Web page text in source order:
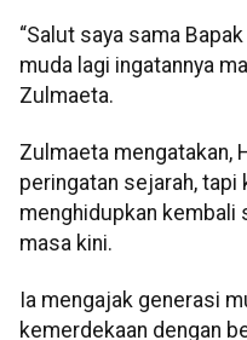
“Salut saya sama
muda lagi ingatannya
Zulmaeta.
Zulmaeta mengatakan,
peringatan sejarah,
menghidupkan kembali
masa kini.
Ia mengajak generasi
kemerdekaan dengan